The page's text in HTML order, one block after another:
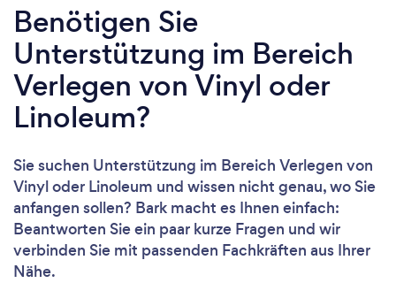
Benötigen Sie
Unterstützung im Bereich
Verlegen von Vinyl oder
Linoleum?
Sie suchen Unterstützung im Bereich Verlegen von
Vinyl oder Linoleum und wissen nicht genau, wo Sie
anfangen sollen? Bark macht es Ihnen einfach:
Beantworten Sie ein paar kurze Fragen und wir
verbinden Sie mit passenden Fachkräften aus Ihrer
Nähe.